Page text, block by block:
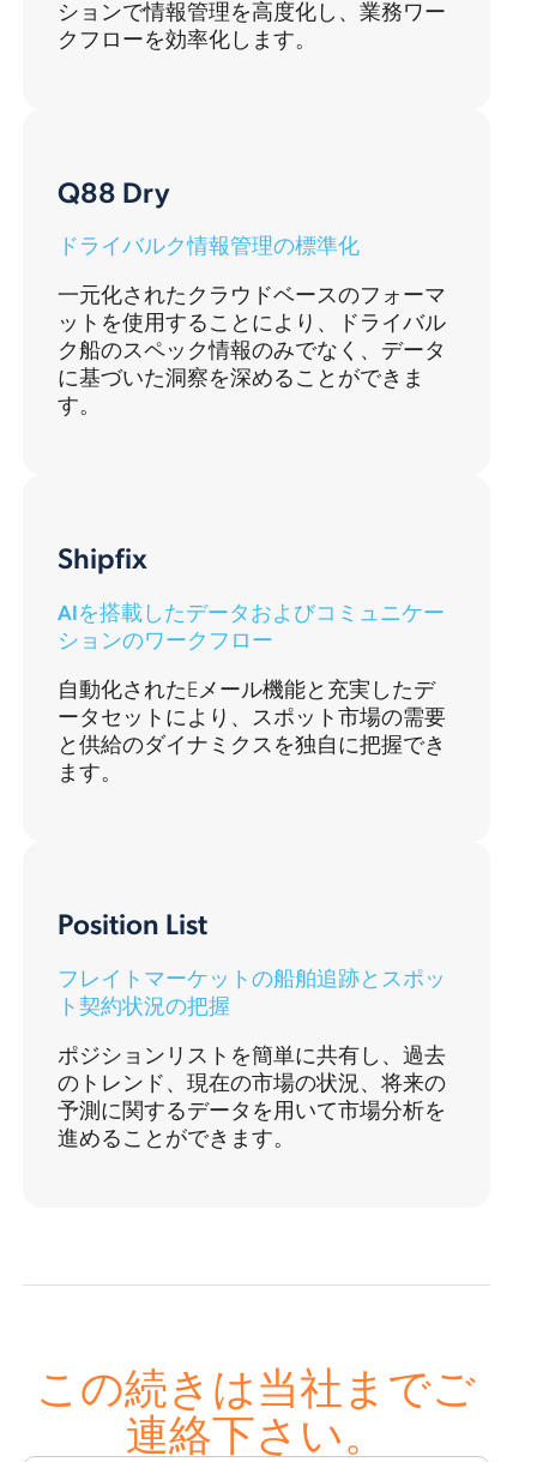
ションで情報管理を高度化し、業務ワー
クフローを効率化します。
Q88 Dry
ドライバルク情報管理の標準化
一元化されたクラウドベースのフォーマ
ットを使用することにより、ドライバル
ク船のスペック情報のみでなく、データ
に基づいた洞察を深めることができま
す。
Shipfix
AIを搭載したデータおよびコミュニケー
ションのワークフロー
自動化されたEメール機能と充実したデ
ータセットにより、スポット市場の需要
と供給のダイナミクスを独自に把握でき
ます。
Position List
フレイトマーケットの船舶追跡とスポッ
ト契約状況の把握
ポジションリストを簡単に共有し、過去
のトレンド、現在の市場の状況、将来の
予測に関するデータを用いて市場分析を
進めることができます。
この続きは当社までご
連絡下さい。